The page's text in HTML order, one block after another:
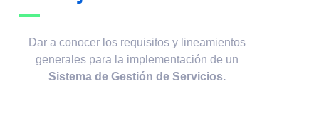
Dar a conocer los requisitos y lineamientos
generales para la implementación de un
Sistema de Gestión de Servicios.